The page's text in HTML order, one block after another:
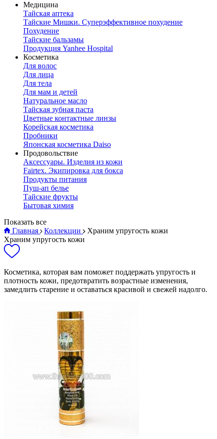
Медицина
Тайская аптека
Тайские Мишки. Суперэффективное похудение
Похудение
Тайские бальзамы
Продукция Yanhee Hospital
Косметика
Для волос
Для лица
Для тела
Для мам и детей
Натуральное масло
Тайская зубная паста
Цветные контактные линзы
Корейская косметика
Пробники
Японская косметика Daiso
Продовольствие
Аксессуары. Изделия из кожи
Fairtex. Экипировка для бокса
Продукты питания
Пуш-ап белье
Тайские фрукты
Бытовая химия
Показать все
Главная
Коллекции Храним упругость кожи
Храним упругость кожи
Косметика, которая вам поможет поддержать упругость и
плотность кожи, предотвратить возрастные изменения,
замедлить старение и оставаться красивой и свежей надолго.